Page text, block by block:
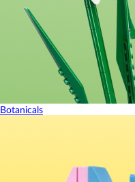
Botanicals